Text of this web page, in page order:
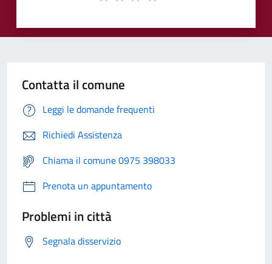
Contatta il comune
Leggi le domande frequenti
Richiedi Assistenza
Chiama il comune 0975 398033
Prenota un appuntamento
Problemi in città
Segnala disservizio